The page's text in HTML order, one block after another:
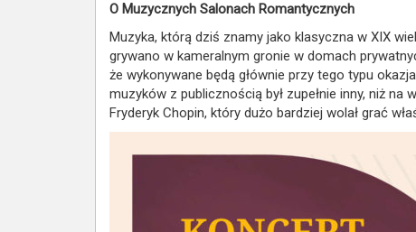
O Muzycznych Salonach Romantycznych
Muzyka, którą dziś znamy jako klasyczna w XIX
grywano w kameralnym gronie w domach
że wykonywane będą głównie przy tego typu
muzyków z publicznością był zupełnie inny, niż
Fryderyk Chopin, który dużo bardziej wolał grać